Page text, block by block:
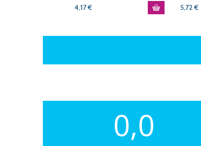
4,17€ 5,72 €
0,0